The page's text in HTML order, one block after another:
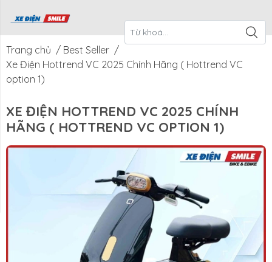
Xe Điện
Smile
CTKM Tháng
Trang chủ / Best Seller /
Xe Điện Hottrend VC 2025 Chính Hãng ( Hottrend VC
option 1)
XE ĐIỆN HOTTREND VC 2025 CHÍNH
HÃNG ( HOTTREND VC OPTION 1)